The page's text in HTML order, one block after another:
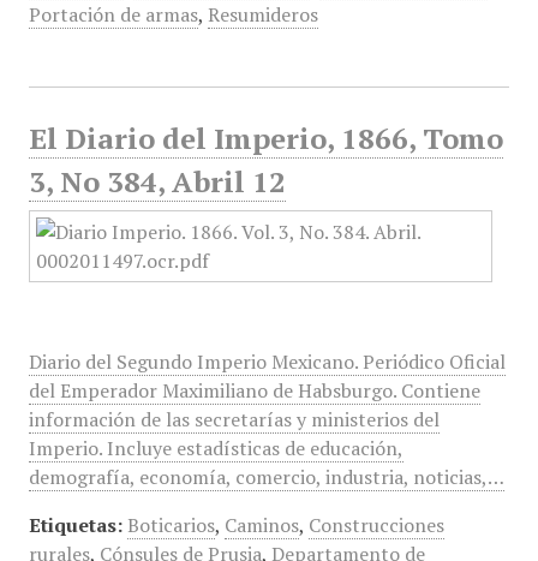
Portación de armas, Resumideros
El Diario del Imperio, 1866, Tomo
3, No 384, Abril 12
Diario del Segundo Imperio Mexicano. Periódico Oficial
del Emperador Maximiliano de Habsburgo. Contiene
información de las secretarías y ministerios del
Imperio. Incluye estadísticas de educación,
demografía, economía, comercio, industria, noticias,…
Etiquetas: Boticarios, Caminos, Construcciones
rurales, Cónsules de Prusia, Departamento de